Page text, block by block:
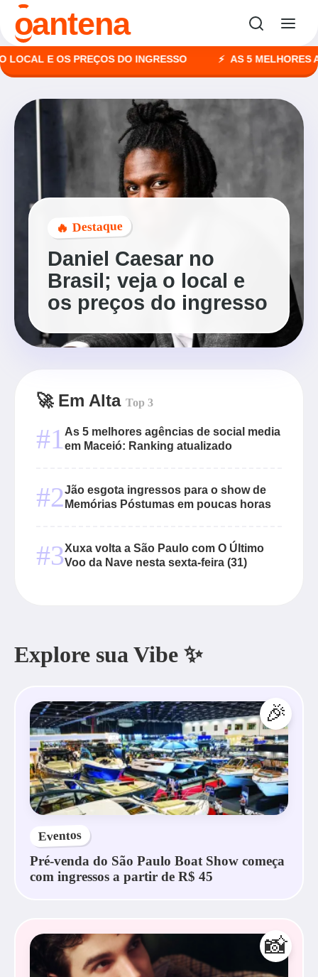
oantena
E OS PREÇOS DO INGRESSO AS 5 MELHORES
🔥 Destaque
Daniel Caesar no
Brasil; veja o local e
os preços do ingresso
🚀 Em Alta Top 3
#1As 5 melhores agências de social media
em Maceió: Ranking atualizado
#2Jão esgota ingressos para o show de
Memórias Póstumas em poucas horas
#3Xuxa volta a São Paulo com O Último
Voo da Nave nesta sexta-feira (31)
Explore sua Vibe ✨
🎉
Eventos
Pré-venda do São Paulo Boat Show começa
com ingressos a partir de R$ 45
📸